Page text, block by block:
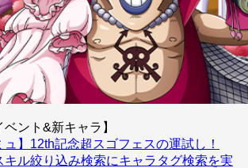
ベント&新キャラ】
ュ】12th記念超スゴフェスの運試し！
キル絞り込み検索にキャラタグ検索を実